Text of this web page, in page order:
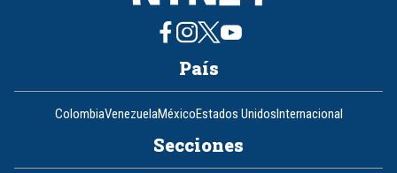
País
ColombiaVenezuelaMéxicoEstados UnidosInternacional
Secciones